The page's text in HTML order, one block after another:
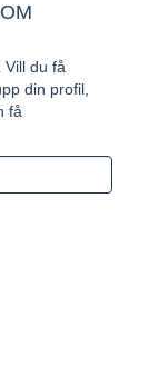
du få
din profil,
få